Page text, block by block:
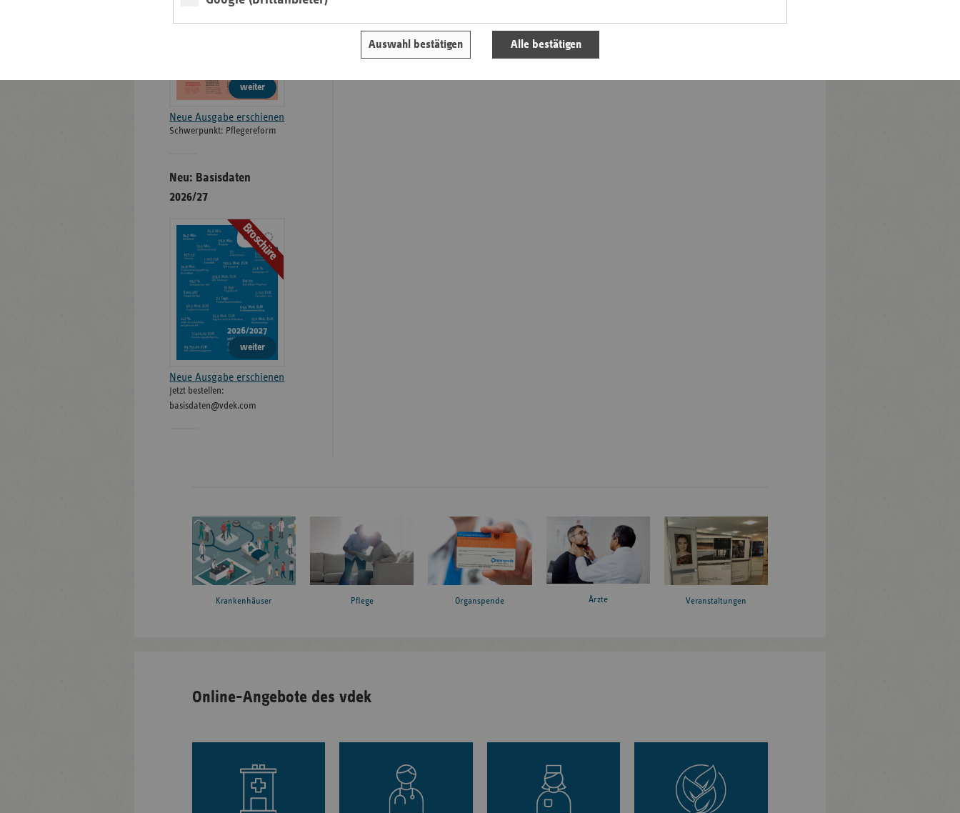
Auswahl bestätigen Alle bestätigen
weiter
Neue Ausgabe erschienen
Schwerpunkt: Pflegereform
Neu: Basisdaten
2026/27
Broschüre
weiter
Neue Ausgabe erschienen
Jetzt bestellen:
basisdaten@vdek.com
Krankenhäuser Pflege Organspende Ärzte Veranstaltungen
Online-Angebote des vdek